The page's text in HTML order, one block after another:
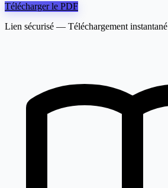
Télécharger le PDF
Lien sécurisé — Téléchargement instantané